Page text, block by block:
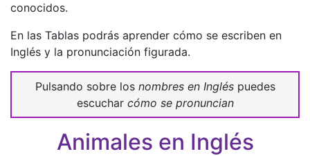
conocidos.
En las Tablas podrás aprender cómo se escriben en
Inglés y la pronunciación figurada.
Pulsando sobre los nombres en Ingléspuedes
escuchar cómo se pronuncian
Animales en Inglés